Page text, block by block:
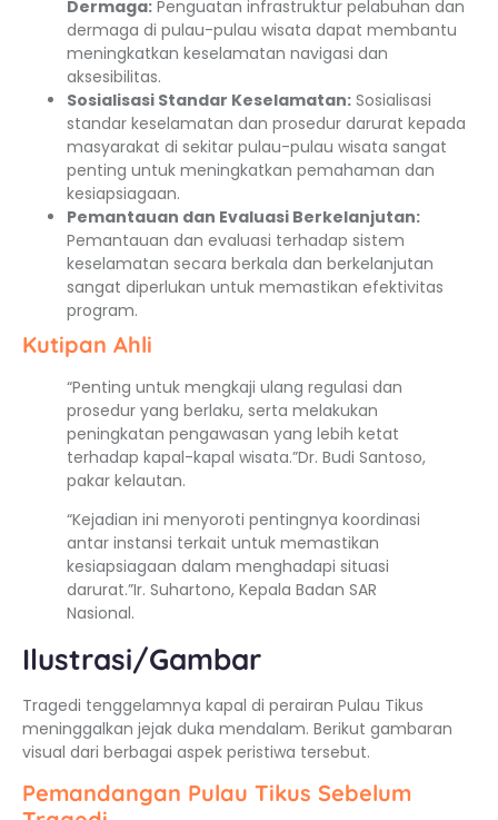
Dermaga: Penguatan infrastruktur pelabuhan dan
dermaga di pulau-pulau wisata dapat membantu
meningkatkan keselamatan navigasi dan
aksesibilitas.
Sosialisasi Standar Keselamatan: Sosialisasi
standar keselamatan dan prosedur darurat kepada
masyarakat di sekitar pulau-pulau wisata sangat
penting untuk meningkatkan pemahaman dan
kesiapsiagaan.
Pemantauan dan Evaluasi Berkelanjutan:
Pemantauan dan evaluasi terhadap sistem
keselamatan secara berkala dan berkelanjutan
sangat diperlukan untuk memastikan efektivitas
program.
Kutipan Ahli
“Penting untuk mengkaji ulang regulasi dan
prosedur yang berlaku, serta melakukan
peningkatan pengawasan yang lebih ketat
terhadap kapal-kapal wisata.”Dr. Budi Santoso,
pakar kelautan.
“Kejadian ini menyoroti pentingnya koordinasi
antar instansi terkait untuk memastikan
kesiapsiagaan dalam menghadapi situasi
darurat.”Ir. Suhartono, Kepala Badan SAR
Nasional.
Ilustrasi/Gambar
Tragedi tenggelamnya kapal di perairan Pulau Tikus
meninggalkan jejak duka mendalam. Berikut gambaran
visual dari berbagai aspek peristiwa tersebut.
Pemandangan Pulau Tikus Sebelum